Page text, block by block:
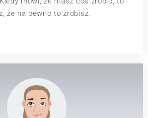
że na pewno to zrobisz.